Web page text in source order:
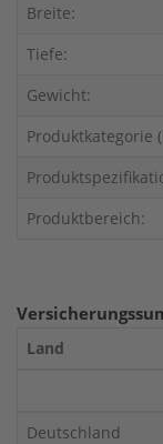
Breite:
Tiefe:
Gewicht:
Produktkategorie
Produktbereich:
Land
Deutschland